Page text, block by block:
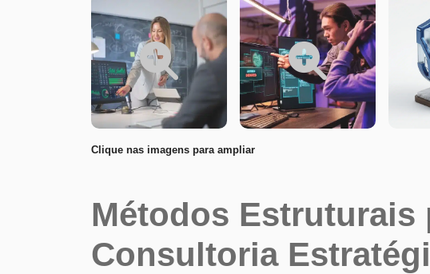
Clique nas imagens para ampliar
Métodos Estruturais
Consultoria